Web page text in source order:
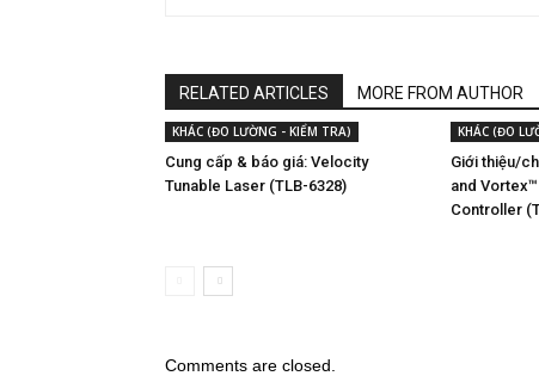
RELATED ARTICLES MORE FROM AUTHOR
KHÁC (ĐO LƯỜNG - KIỂM TRA)
Cung cấp & báo giá: Velocity
Tunable Laser (TLB-6328)
KHÁC (ĐO
Giới thiệu/
and
Controller
Comments are closed.